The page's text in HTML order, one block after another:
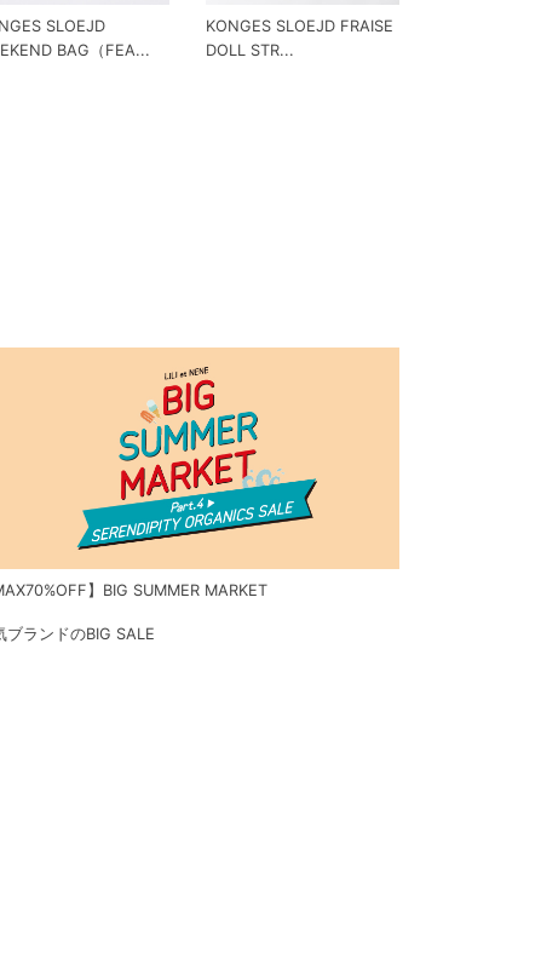
SLOEJD
BAG（FEA...
KONGES SLOEJD FRAISE
DOLL STR...
】BIG SUMMER MARKET
ブランドのBIG SALE